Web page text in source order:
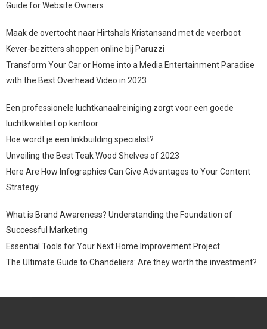
Guide for Website Owners
Maak de overtocht naar Hirtshals Kristansand met de veerboot
Kever-bezitters shoppen online bij Paruzzi
Transform Your Car or Home into a Media Entertainment Paradise
with the Best Overhead Video in 2023
Een professionele luchtkanaalreiniging zorgt voor een goede
luchtkwaliteit op kantoor
Hoe wordt je een linkbuilding specialist?
Unveiling the Best Teak Wood Shelves of 2023
Here Are How Infographics Can Give Advantages to Your Content
Strategy
What is Brand Awareness? Understanding the Foundation of
Successful Marketing
Essential Tools for Your Next Home Improvement Project
The Ultimate Guide to Chandeliers: Are they worth the investment?